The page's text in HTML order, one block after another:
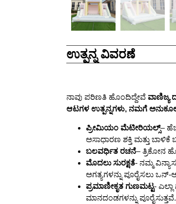
ಉತ್ಪನ್ನ ವಿವರಣೆ
ನಾವು ಪರಿಣತಿ ಹೊಂದಿದ್ದೇವೆ ವಾಣಿಜ್ಯ
ಆಟಗಳ ಉತ್ಪನ್ನಗಳು, ನಮಗೆ
ಪ್ರೀಮಿಯಂ ಮೆಟೀರಿಯಲ್ಸ್–
ಅಸಾಧಾರಣ ಶಕ್ತಿ ಮತ್ತು
ಬಲವರ್ಧಿತ ರಚನೆ– ತ್ರಿಕೋನ
ಮೊದಲು ಸುರಕ್ಷತೆ- ನಮ್ಮ
ಅಗತ್ಯಗಳನ್ನು ಪೂರೈಸಲು
ಪ್ರಮಾಣೀಕೃತ ಗುಣಮಟ್ಟ-
ಮಾನದಂಡಗಳನ್ನು ಪೂರೈಸುತ್ತವೆ.